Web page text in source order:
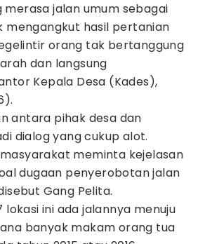
jalan umum sebagai
mengangkut hasil pertanian
orang tak bertanggung
dan langsung
Kepala Desa (Kades),
antara pihak desa dan
dialog yang cukup alot.
meminta kejelasan
dugaan penyerobotan jalan
Gang Pelita.
lokasi ini ada jalannya menuju
banyak makam orang tua